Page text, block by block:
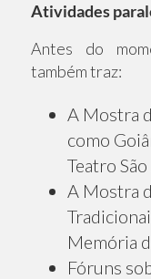
Atividades
Antes do
também traz:
A Mostra
como
Teatro
A Mostra
Memória
Fóruns